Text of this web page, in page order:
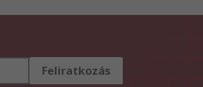
Feliratkozás